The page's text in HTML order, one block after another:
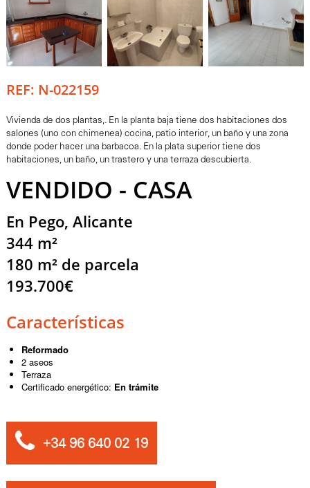
REF: N-022159
Vivienda de dos plantas,. En la planta baja tiene dos habitaciones dos
salones (uno con chimenea) cocina, patio interior, un baño y una zona
donde poder hacer una barbacoa. En la plata superior tiene dos
habitaciones, un baño, un trastero y una terraza descubierta.
VENDIDO - CASA
En Pego, Alicante
344 m²
180 m² de parcela
193.700€
Características
Reformado
2 aseos
Terraza
Certificado energético: En trámite
+34 96 640 02 19